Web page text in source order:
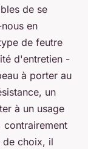
de se
en
de feutre
d'entretien -
à porter au
un
à un usage
contrairement
de choix, il